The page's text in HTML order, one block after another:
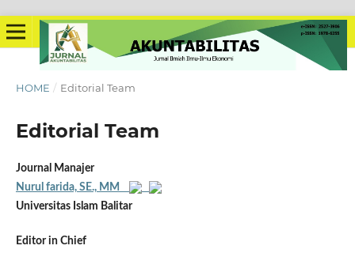
HOME / Editorial Team
Editorial Team
Journal Manajer
Nurul farida, SE., MM
Universitas Islam Balitar
Editor in Chief